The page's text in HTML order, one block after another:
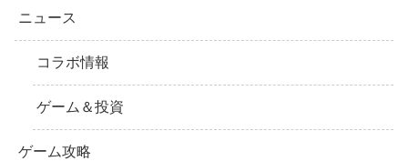
ニュース
コラボ情報
ゲーム＆投資
ゲーム攻略